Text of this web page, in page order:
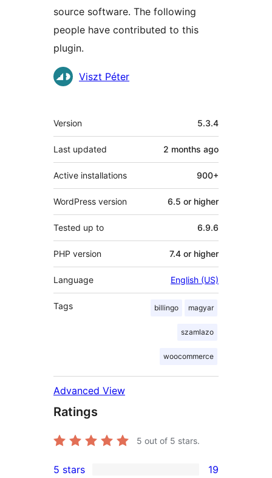
source software. The following
people have contributed to this
plugin.
Contributors
Viszt Péter
Meta
Version 5.3.4
Last updated 2 months ago
Active installations 900+
WordPress version 6.5 or higher
Tested up to 6.9.6
PHP version 7.4 or higher
Language English (US)
Tags billingo magyar
szamlazo
woocommerce
Advanced View
Ratings
5 out of 5 stars.
5 stars 19